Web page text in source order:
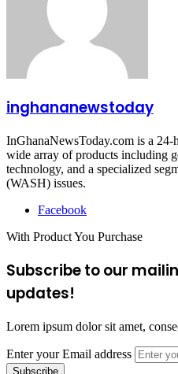
inghananewstoday
InGhanaNewsToday.com is a
wide array of products including
technology, and a specialized
(WASH) issues.
Facebook
With Product You Purchase
Subscribe to our
updates!
Lorem ipsum dolor sit amet,
Enter your Email address